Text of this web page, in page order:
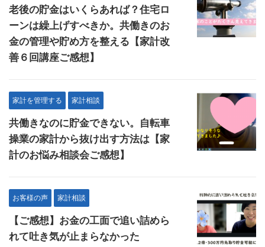
老後の貯金はいくらあれば？住宅ロ
ーンは繰上げすべきか。共働きのお
金の管理や貯め方を整える【家計改
善６回講座ご感想】
家計を管理する 家計相談
共働きなのに貯金できない。自転車
操業の家計から抜け出す方法は【家
計のお悩み相談会ご感想】
お客様の声 家計相談
【ご感想】お金の工面で追い詰めら
れて吐き気が止まらなかった